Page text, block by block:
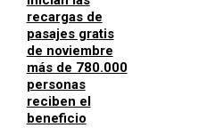
recargas de
pasajes gratis
de noviembre
más de 780.000
personas
reciben el
beneficio